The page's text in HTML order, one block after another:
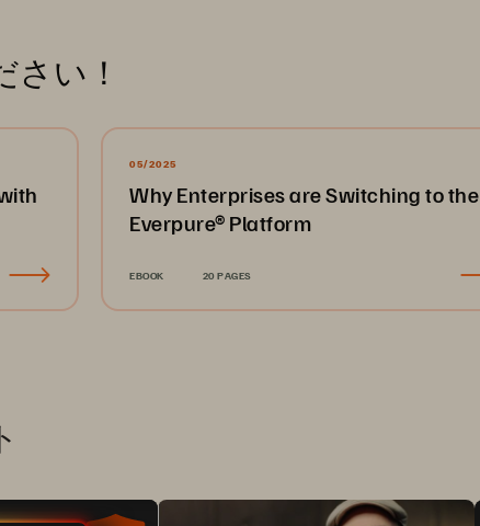
い！
05/2025
Why Enterprises are Switching to the
Everpure® Platform
EBOOK 20 PAGES